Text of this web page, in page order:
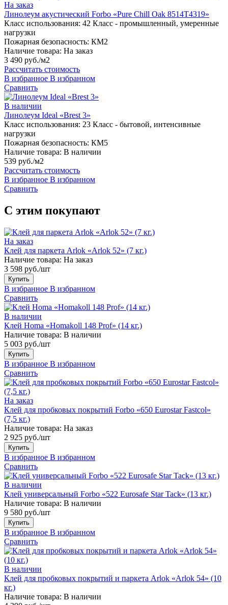
На заказ
Линолеум акустический Forbo «Pure Chill Oak 8514T4319»
Класс использования: 42 Класс - промышленный, умеренные
нагрузки
Пожарная безопасность: КМ2
Наличие товара: На заказ
3 490 руб./м2
Рассчитать стоимость
В избранное В избранном
Сравнить
В наличии
Линолеум Ideal «Brest 3»
Класс использования: 23 Класс - бытовой, интенсивные
нагрузки
Пожарная безопасность: КМ5
Наличие товара: В наличии
539 руб./м2
Рассчитать стоимость
В избранное В избранном
Сравнить
С этим покупают
На заказ
Клей для паркета Arlok «Arlok 52» (7 кг.)
Наличие товара: На заказ
3 598 руб./шт
Купить
В избранное В избранном
Сравнить
В наличии
Клей Homa «Homakoll 148 Prof» (14 кг.)
Наличие товара: В наличии
5 003 руб./шт
Купить
В избранное В избранном
Сравнить
На заказ
Клей для пробковых покрытий Forbo «650 Eurostar Fastcol»
(7,5 кг.)
Наличие товара: На заказ
2 925 руб./шт
Купить
В избранное В избранном
Сравнить
В наличии
Клей универсальный Forbo «522 Eurosafe Star Tack» (13 кг.)
Наличие товара: В наличии
9 580 руб./шт
Купить
В избранное В избранном
Сравнить
В наличии
Клей для пробковых покрытий и паркета Arlok «Arlok 54» (10
кг.)
Наличие товара: В наличии